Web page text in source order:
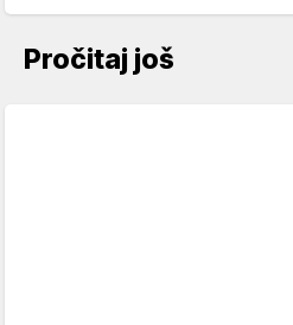
Pročitaj još